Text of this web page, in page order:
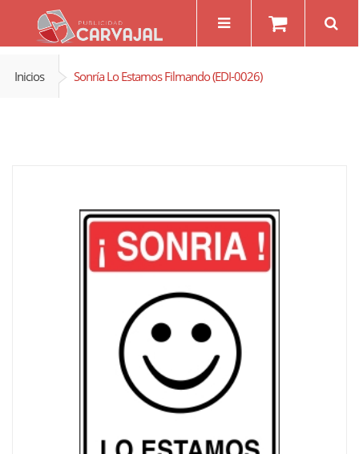
Inicios Sonría Lo Estamos Filmando (EDI-0026)